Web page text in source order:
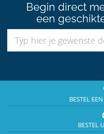
Begin direct
een
BESTEL
BESTEL